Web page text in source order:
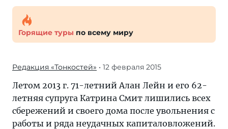
Горящие туры по всему миру
Редакция «Тонкостей» • 12 февраля 2015
Летом 2013 г. 71-летний Алан Лeйн и его 62-
летняя супруга Катринa Смит лишились всех
сбережений и своего дома после увольнения с
работы и ряда неудачных капиталовложений.